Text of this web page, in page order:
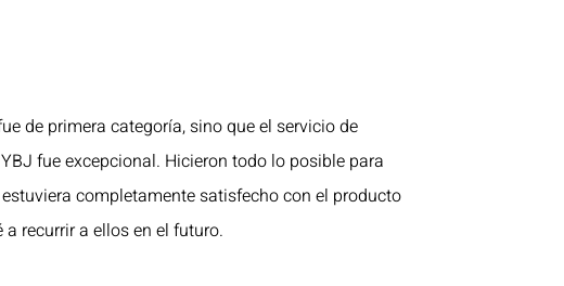
de primera categoría, sino que el servicio de
fue excepcional. Hicieron todo lo posible para
completamente satisfecho con el producto
recurrir a ellos en el futuro.